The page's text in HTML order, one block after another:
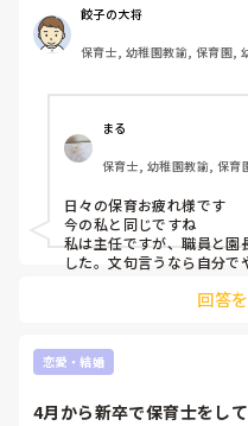
主任も副主任も理事長、園
のに、、
家族経営なので私に主任、
人間関係に疲れました😓
餃子の大将
保育士, 幼稚園教諭, 保育園,
まる
保育士, 幼稚園教諭, 保育
日々の保育お疲れ様です
今の私と同じですね
私は主任ですが、職員と園
した。文句言うなら自分で
それも3月までの我慢です
す
賞与貰った時に退職願を出
辛いままいくのは心身が病
回答
恋愛・結婚
4月から新卒で保育士をし